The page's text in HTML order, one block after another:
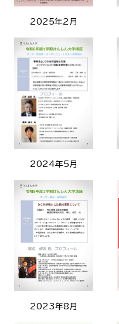
2025年2月
2024年5月
2023年8月